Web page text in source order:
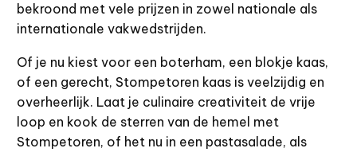
bekroond met vele prijzen in zowel nationale als
internationale vakwedstrijden.
Of je nu kiest voor een boterham, een blokje kaas,
of een gerecht, Stompetoren kaas is veelzijdig en
overheerlijk. Laat je culinaire creativiteit de vrije
loop en kook de sterren van de hemel met
Stompetoren, of het nu in een pastasalade, als